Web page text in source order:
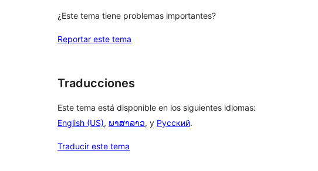
¿Este tema tiene problemas importantes?
Reportar este tema
Traducciones
Este tema está disponible en los siguientes idiomas:
English (US), ພາສາລາວ, y Русский.
Traducir este tema